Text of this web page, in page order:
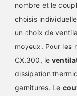
nombre et le
choisis
un choix de
moyeux. Pour les
CX.300, le
dissipation
garnitures. Le